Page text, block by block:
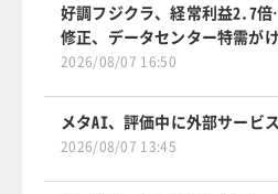
好調フジクラ、経常利益2.7
修正、データセンター特需が
2026/08/07 16:50
メタAI、評価中に外部サービ
2026/08/07 13:45